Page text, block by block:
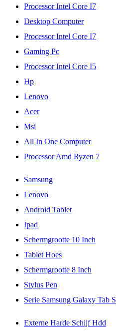
Processor Intel Core I7
Desktop Computer
Processor Intel Core I7
Gaming Pc
Processor Intel Core I5
Hp
Lenovo
Acer
Msi
All In One Computer
Processor Amd Ryzen 7
Samsung
Lenovo
Android Tablet
Ipad
Schermgrootte 10 Inch
Tablet Hoes
Schermgrootte 8 Inch
Stylus Pen
Serie Samsung Galaxy Tab S
Externe Harde Schijf Hdd